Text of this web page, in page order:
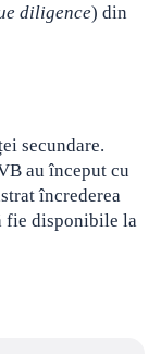
diligence) din
secundare.
au început cu
încrederea
fie disponibile la